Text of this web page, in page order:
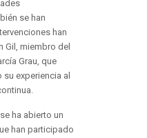
se han
han
Gil, miembro del
Grau, que
experiencia al
ha abierto un
han participado